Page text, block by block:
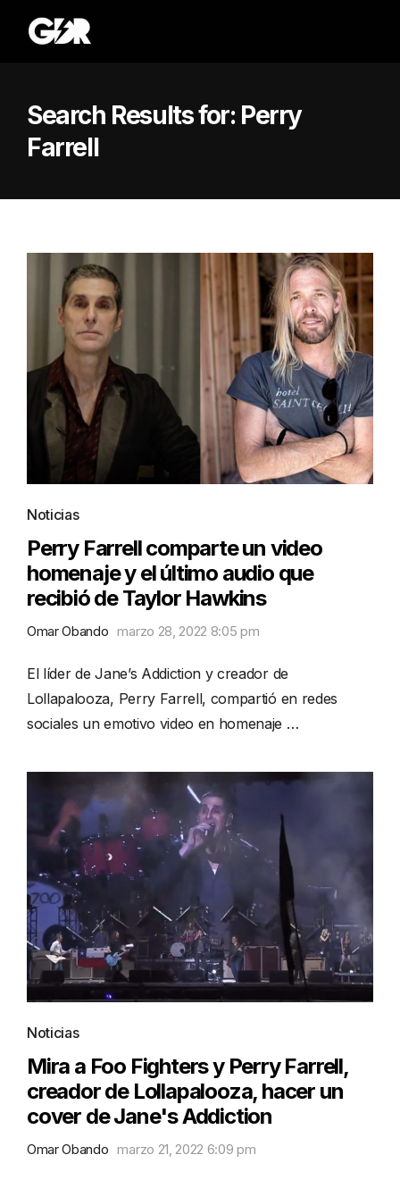
Search Results for: Perry
Farrell
Noticias
Perry Farrell comparte un video
homenaje y el último audio que
recibió de Taylor Hawkins
Omar Obando marzo 28, 2022 8:05 pm
El líder de Jane’s Addiction y creador de
Lollapalooza, Perry Farrell, compartió en redes
sociales un emotivo video en homenaje …
Noticias
Mira a Foo Fighters y Perry Farrell,
creador de Lollapalooza, hacer un
cover de Jane's Addiction
Omar Obando marzo 21, 2022 6:09 pm